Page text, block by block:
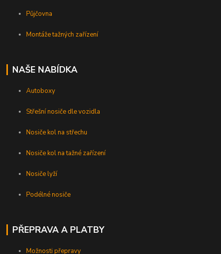
Půjčovna
Montáže tažných zařízení
NAŠE NABÍDKA
Autoboxy
Střešní nosiče dle vozidla
Nosiče kol na střechu
Nosiče kol na tažné zařízení
Nosiče lyží
Podélné nosiče
PŘEPRAVA A PLATBY
Možnosti přepravy